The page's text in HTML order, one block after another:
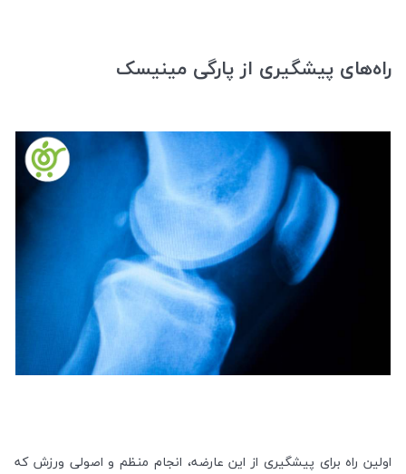
راه‌های پیشگیری از پارگی مینیسک
اولین راه برای پیشگیری از این عارضه، انجام منظم و اصولی ورزش که